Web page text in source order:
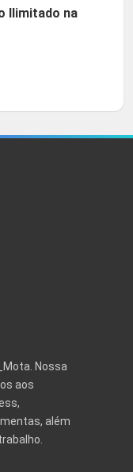
Ilimitado na
Nossa
aos
além